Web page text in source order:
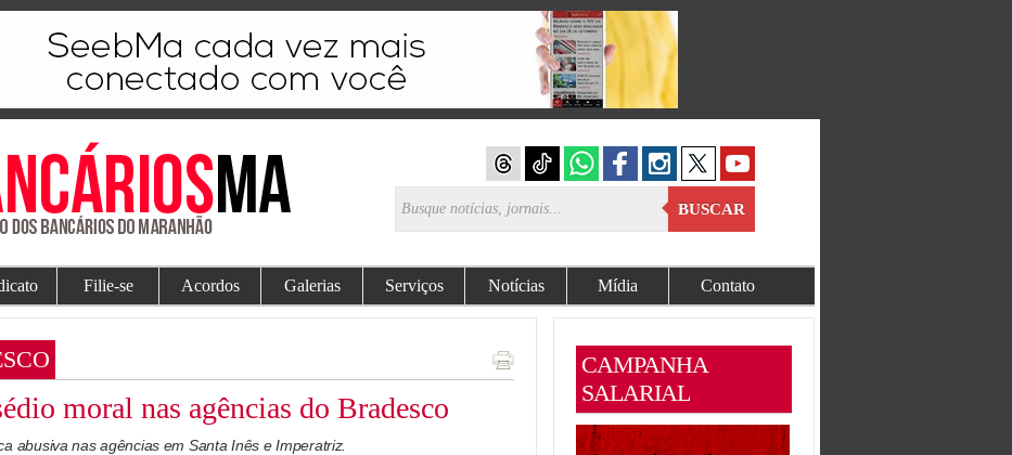
BUSCAR
Filie-se Acordos Galerias Serviços Notícias Mídia Contato
moral nas agências do Bradesco
abusiva nas agências em Santa Inês e Imperatriz.
CAMPANHA
SALARIAL